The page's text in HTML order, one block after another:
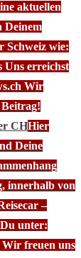
aktuellen
Deinem
Schweiz wie:
Uns erreichst
Wir
CHHier
Deine
innerhalb von
–
unter:
freuen uns